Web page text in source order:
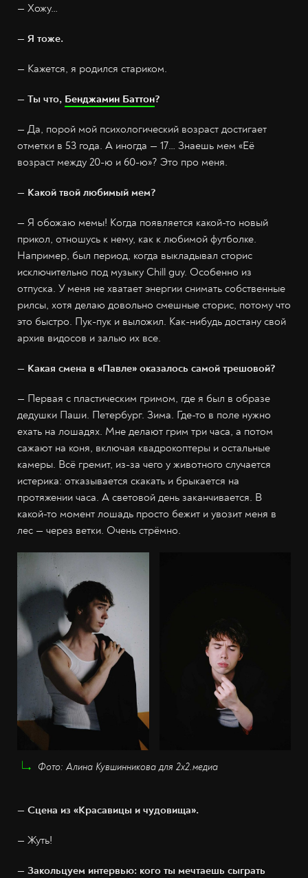
— Хожу…
— Я тоже.
— Кажется, я родился стариком.
— Ты что, Бенджамин Баттон?
— Да, порой мой психологический возраст достигает
отметки в 53 года. А иногда — 17… Знаешь мем «Её
возраст между 20-ю и 60-ю»? Это про меня.
— Какой твой любимый мем?
— Я обожаю мемы! Когда появляется какой-то новый
прикол, отношусь к нему, как к любимой футболке.
Например, был период, когда выкладывал сторис
исключительно под музыку Chill guy. Особенно из
отпуска. У меня не хватает энергии снимать собственные
рилсы, хотя делаю довольно смешные сторис, потому что
это быстро. Пук-пук и выложил. Как-нибудь достану свой
архив видосов и залью их все.
— Какая смена в «Павле» оказалось самой трешовой?
— Первая с пластическим гримом, где я был в образе
дедушки Паши. Петербург. Зима. Где-то в поле нужно
ехать на лошадях. Мне делают грим три часа, а потом
сажают на коня, включая квадрокоптеры и остальные
камеры. Всё гремит, из-за чего у животного случается
истерика: отказывается скакать и брыкается на
протяжении часа. А световой день заканчивается. В
какой-то момент лошадь просто бежит и увозит меня в
лес — через ветки. Очень стрёмно.
Фото: Алина Кувшинникова для 2х2.медиа
— Сцена из «Красавицы и чудовища».
— Жуть!
— Закольцуем интервью: кого ты мечтаешь сыграть